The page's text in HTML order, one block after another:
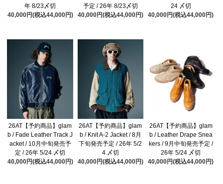
年 8/23〆切
40,000円(税込44,000円)
予定 / 26年 8/23〆切
40,000円(税込44,000円)
24 〆切
40,000円(税込44,000円)
26AT【予約商品】glam
b / Fade Leather Track J
acket / 10月中旬発売予
定 / 26年 5/24 〆切
40,000円(税込44,000円)
26AT【予約商品】glam
b / Knit A-2 Jacket / 8月
下旬発売予定 / 26年 5/2
4 〆切
40,000円(税込44,000円)
26AT【予約商品】glam
b / Leather Drape Snea
kers / 9月中旬発売予定 /
26年 5/24 〆切
40,000円(税込44,000円)